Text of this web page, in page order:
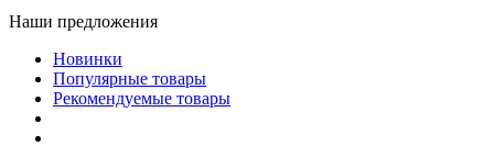
Наши предложения
Новинки
Популярные товары
Рекомендуемые товары